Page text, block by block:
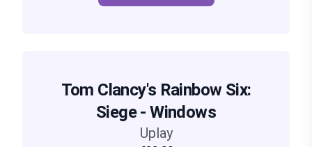
Tom Clancy's Rainbow Six:
Siege - Windows
Uplay